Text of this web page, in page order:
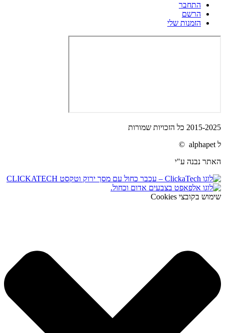
התחבר
הרשם
הזמנות שלי
2015-2025 כל הזכויות שמורות
ל alphapet ©
האתר נבנה ע"י
שימוש בקובצי Cookies